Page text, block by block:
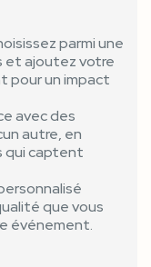
parmi une
et ajoutez votre
pour un impact
avec des
autre, en
qui captent
que vous
événement.